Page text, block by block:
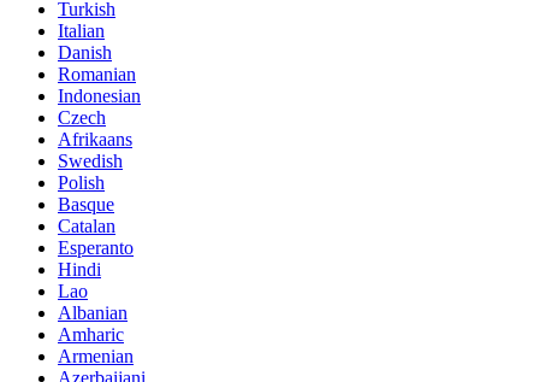
Turkish
Italian
Danish
Romanian
Indonesian
Czech
Afrikaans
Swedish
Polish
Basque
Catalan
Esperanto
Hindi
Lao
Albanian
Amharic
Armenian